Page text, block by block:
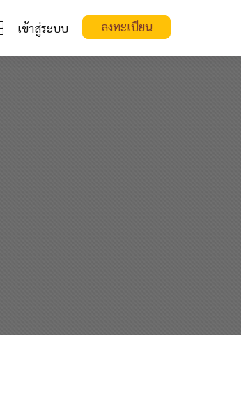
เข้าสู่ระบบ ลงทะเบียน